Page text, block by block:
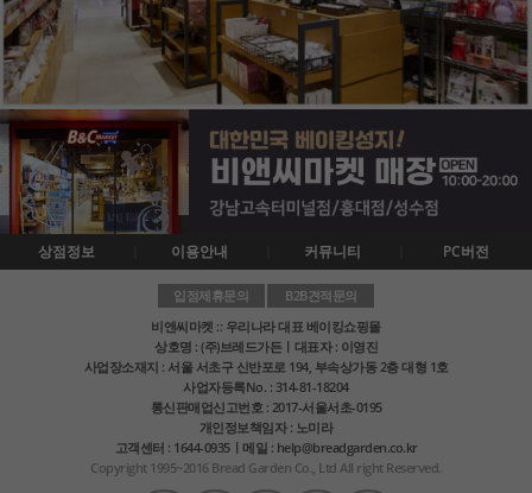
상점정보 이용안내 커뮤니티 PC버전
입점제휴문의
B2B견적문의
비앤씨마켓 :: 우리나라 대표 베이킹쇼핑몰
상호명 : (주)브레드가든ㅣ대표자 : 이영진
사업장소재지 : 서울 서초구 신반포로 194, 부속상가동 2층 대형 1호
사업자등록No. : 314-81-18204
통신판매업신고번호 : 2017-서울서초-0195
개인정보책임자 : 노미라
고객센터 : 1644-0935ㅣ메일 : help@breadgarden.co.kr
Copyright 1995~2016 Bread Garden Co., Ltd All right Reserved.